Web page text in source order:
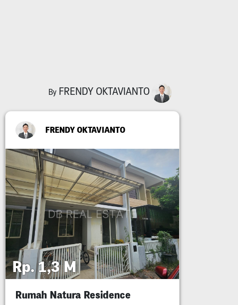
By FRENDY OKTAVIANTO
FRENDY OKTAVIANTO
Rp. 1,3 M
Rumah Natura Residence